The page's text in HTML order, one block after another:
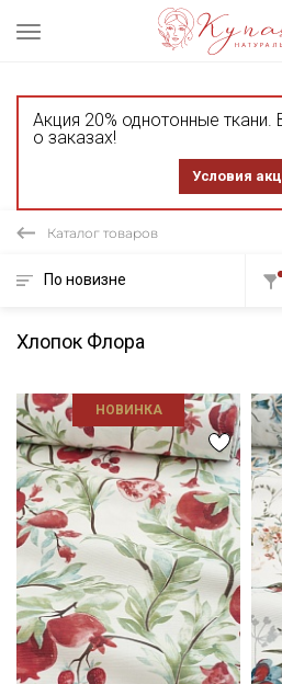
Акция 20% однотонные
о заказах!
Условия
Каталог товаров
По новизне
Хлопок Флора
НОВИНКА